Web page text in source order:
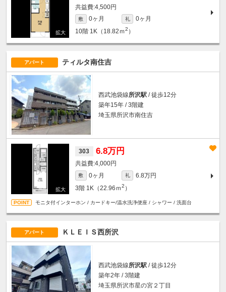
4,500円
敷 0ヶ月 礼
0ヶ月
10階 1K（18.82ｍ2 ）
アパート ティルタ南住吉
西武池袋線所沢駅 / 徒歩12分
築年15年 / 3階建
埼玉県所沢市南住吉
303 6.8万円
4,000円
敷 0ヶ月 礼
6.8万円
3階 1K（22.96ｍ2 ）
モニタ付インターホン / カードキー/温水洗浄便座 / シャワー / 洗面台
アパート ＫＬＥＩＳ西所沢
西武池袋線所沢駅 / 徒歩12分
築年2年 / 3階建
埼玉県所沢市星の宮２丁目